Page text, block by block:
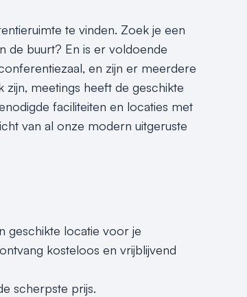
te vinden. Zoek je een
de buurt? En is er voldoende
en zijn er meerdere
meetings heeft de geschikte
faciliteiten en locaties met
van al onze modern uitgeruste
geschikte locatie voor je
kosteloos en vrijblijvend
scherpste prijs.